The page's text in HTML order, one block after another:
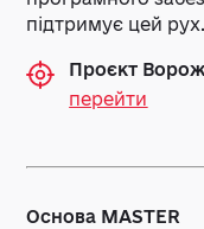
підтримує цей рух.
Проєкт
перейти
Основа MASTER